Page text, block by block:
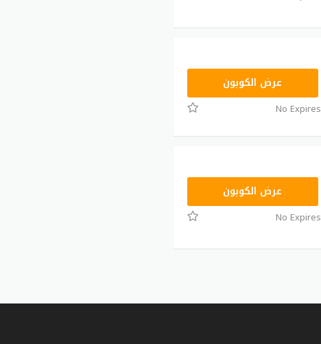
DC216عرض الكوبون
No Expires
عرض الكوبون
No Expires